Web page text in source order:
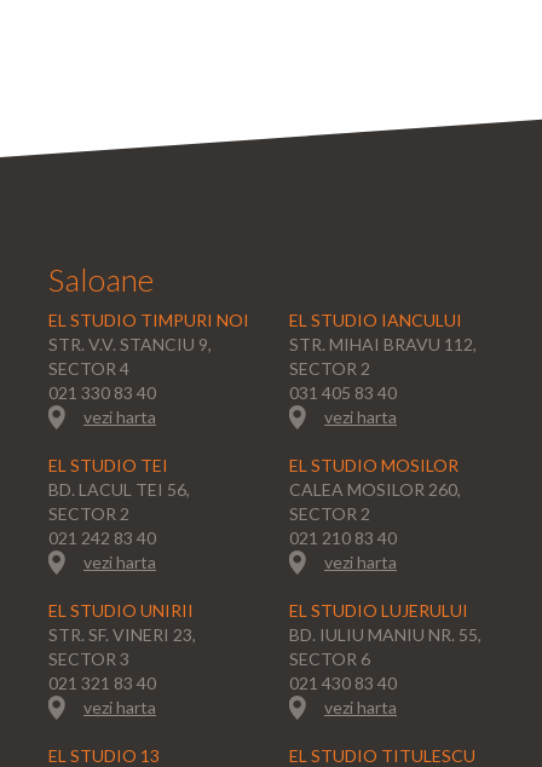
Saloane
EL STUDIO TIMPURI NOI
STR. V.V. STANCIU 9,
SECTOR 4
021 330 83 40
vezi harta
EL STUDIO IANCULUI
STR. MIHAI BRAVU 112,
SECTOR 2
031 405 83 40
vezi harta
EL STUDIO TEI
BD. LACUL TEI 56,
SECTOR 2
021 242 83 40
vezi harta
EL STUDIO MOSILOR
CALEA MOSILOR 260,
SECTOR 2
021 210 83 40
vezi harta
EL STUDIO UNIRII
STR. SF. VINERI 23,
SECTOR 3
021 321 83 40
vezi harta
EL STUDIO LUJERULUI
BD. IULIU MANIU NR. 55,
SECTOR 6
021 430 83 40
vezi harta
EL STUDIO 13
EL STUDIO TITULESCU